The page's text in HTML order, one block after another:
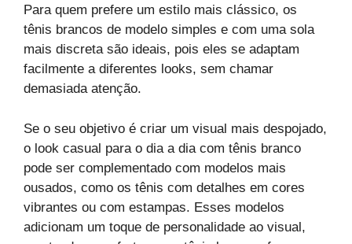
Para quem prefere um estilo mais clássico, os
tênis brancos de modelo simples e com uma sola
mais discreta são ideais, pois eles se adaptam
facilmente a diferentes looks, sem chamar
demasiada atenção.
Se o seu objetivo é criar um visual mais despojado,
o look casual para o dia a dia com tênis branco
pode ser complementado com modelos mais
ousados, como os tênis com detalhes em cores
vibrantes ou com estampas. Esses modelos
adicionam um toque de personalidade ao visual,